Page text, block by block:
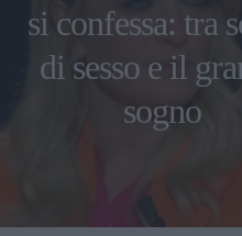
si confessa: tra
di sesso e il
sogno